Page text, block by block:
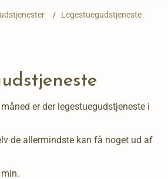
/ Legestuegudstjeneste
er der legestuegudstjeneste i
de allermindste kan få noget ud af